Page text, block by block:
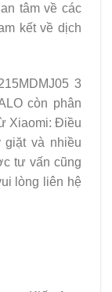
tâm về các
kết về dịch
3
còn phân
Xiaomi: Điều
giặt và nhiều
tư vấn cũng
lòng liên hệ